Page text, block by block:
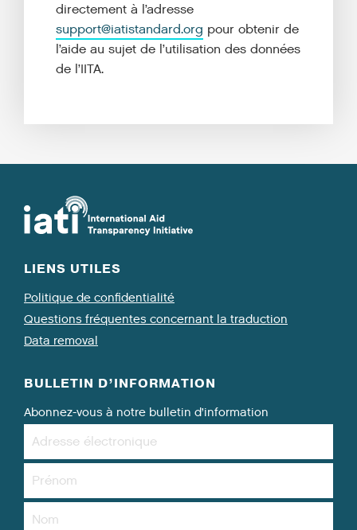
directement à l’adresse
support@iatistandard.org pour obtenir de
l’aide au sujet de l’utilisation des données
de l’IITA.
LIENS UTILES
Politique de confidentialité
Questions fréquentes concernant la traduction
Data removal
BULLETIN D’INFORMATION
Abonnez-vous à notre bulletin d’information